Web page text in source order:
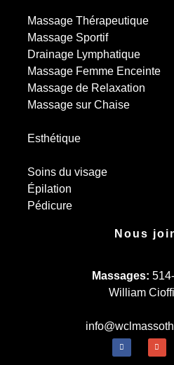
Massage Thérapeutique
Massage Sportif
Drainage Lymphatique
Massage Femme Enceinte
Massage de Relaxation
Massage sur Chaise
Esthétique
Soins du visage
Épilation
Pédicure
Nous
Massages:
William